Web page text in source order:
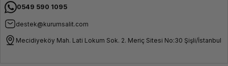
0549 590 1095
destek@kurumsalit.com
Mecidiyeköy Mah. Lati Lokum Sok. 2. Meriç Sitesi No:30 Şişli/İstanbul